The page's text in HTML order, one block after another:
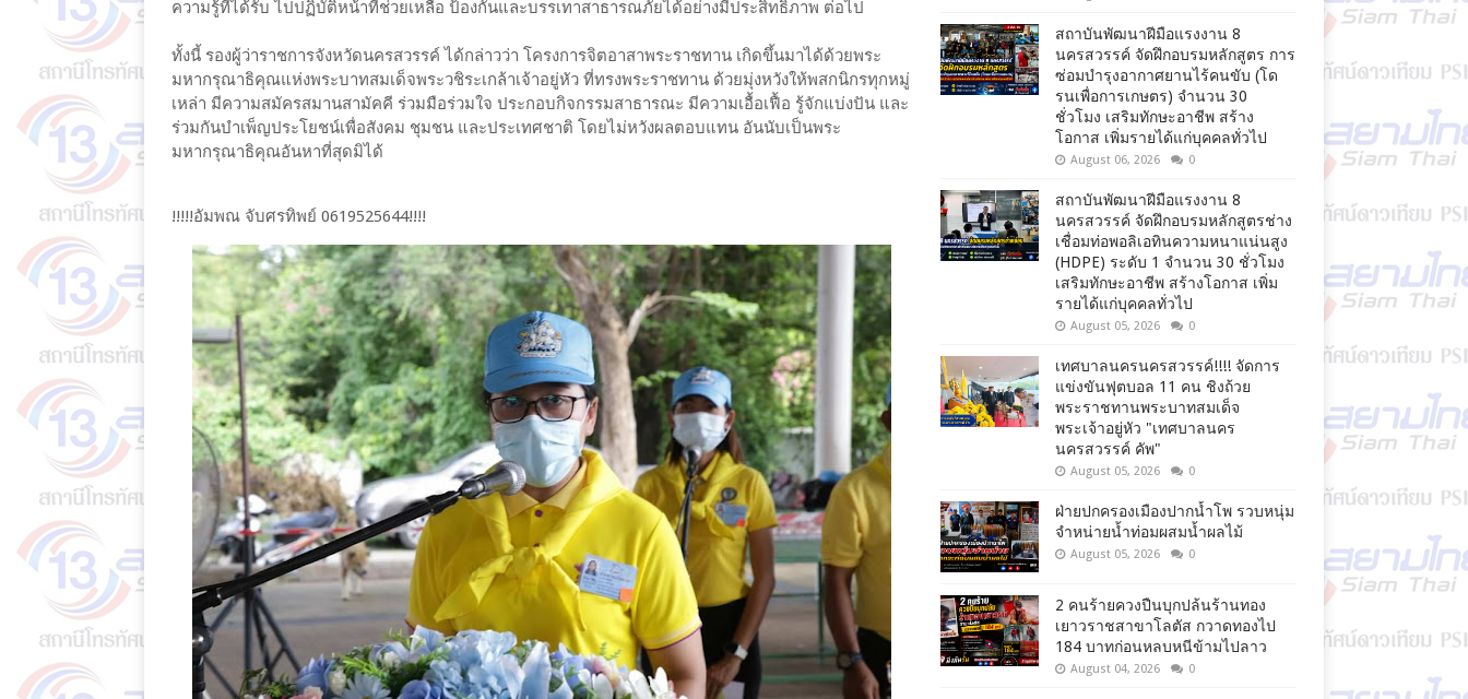
ความรู้ที่ได้รับ ไปปฏิบัติหน้าที่ช่วยเหลือ ป้องกันและบรรเทาสาธารณภัยได้อย่างมีประสิทธิภาพ ต่อไป
ทั้งนี้ รองผู้ว่าราชการจังหวัดนครสวรรค์ ได้กล่าวว่า โครงการจิตอาสาพระราชทาน เกิดขึ้นมาได้ด้วยพระ
มหากรุณาธิคุณแห่งพระบาทสมเด็จพระวชิระเกล้าเจ้าอยู่หัว ที่ทรงพระราชทาน ด้วยมุ่งหวังให้พสกนิกรทุกหมู่
เหล่า มีความสมัครสมานสามัคคี ร่วมมือร่วมใจ ประกอบกิจกรรมสาธารณะ มีความเอื้อเฟื้อ รู้จักแบ่งปัน และ
ร่วมกันบำเพ็ญประโยชน์เพื่อสังคม ชุมชน และประเทศชาติ โดยไม่หวังผลตอบแทน อันนับเป็นพระ
มหากรุณาธิคุณอันหาที่สุดมิได้
!!!!!อัมพณ จับศรทิพย์ 0619525644!!!!
สถาบันพัฒนาฝีมือแรงงาน 8
นครสวรรค์ จัดฝึกอบรมหลักสูตร การ
ซ่อมบำรุงอากาศยานไร้คนขับ (โด
รนเพื่อการเกษตร) จำนวน 30
ชั่วโมง เสริมทักษะอาชีพ สร้าง
โอกาส เพิ่มรายได้แก่บุคคลทั่วไป
August 06, 2026 0
สถาบันพัฒนาฝีมือแรงงาน 8
นครสวรรค์ จัดฝึกอบรมหลักสูตรช่าง
เชื่อมท่อพอลิเอทินความหนาแน่นสูง
(HDPE) ระดับ 1 จำนวน 30 ชั่วโมง
เสริมทักษะอาชีพ สร้างโอกาส เพิ่ม
รายได้แก่บุคคลทั่วไป
August 05, 2026 0
เทศบาลนครนครสวรรค์!!!! จัดการ
แข่งขันฟุตบอล 11 คน ชิงถ้วย
พระราชทานพระบาทสมเด็จ
พระเจ้าอยู่หัว "เทศบาลนคร
นครสวรรค์ คัพ"
August 05, 2026 0
ฝ่ายปกครองเมืองปากน้ำโพ รวบหนุ่ม
จำหน่ายน้ำท่อมผสมน้ำผลไม้
August 05, 2026 0
2 คนร้ายควงปืนบุกปล้นร้านทอง
เยาวราชสาขาโลตัส กวาดทองไป
184 บาทก่อนหลบหนีข้ามไปลาว
August 04, 2026 0